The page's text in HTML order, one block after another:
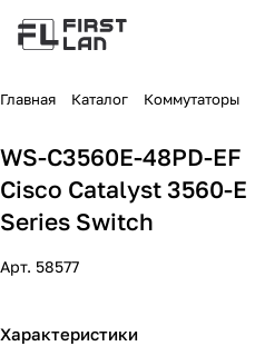
Главная Каталог Коммутаторы
WS-C3560E-48PD-EF
Cisco Catalyst 3560-E
Series Switch
Арт. 58577
Характеристики